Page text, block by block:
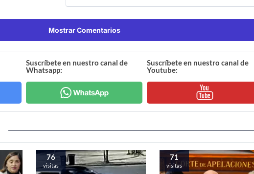
Mostrar Comentarios
Suscríbete en nuestro canal de
Whatsapp:
Suscríbete en nuestro canal de
Youtube:
76
visitas
71
visitas